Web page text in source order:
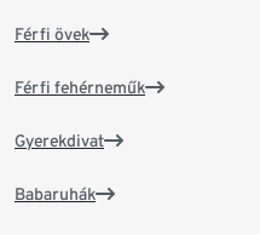
Férfi övek
Férfi fehérneműk
Gyerekdivat
Babaruhák